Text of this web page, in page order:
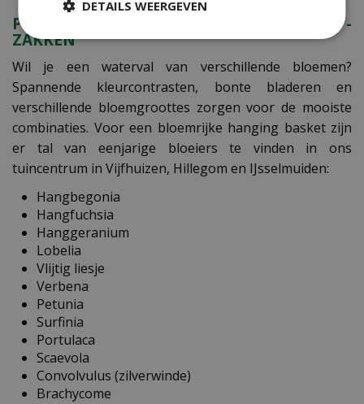
PLANTEN VOOR HANGMANDEN EN -
ZAKKEN
Wil je een waterval van verschillende bloemen?
Spannende kleurcontrasten, bonte bladeren en
verschillende bloemgroottes zorgen voor de mooiste
combinaties. Voor een bloemrijke hanging basket zijn
er tal van eenjarige bloeiers te vinden in ons
tuincentrum in Vijfhuizen, Hillegom en IJsselmuiden:
Hangbegonia
Hangfuchsia
Hanggeranium
Lobelia
Vlijtig liesje
Verbena
Petunia
Surfinia
Portulaca
Scaevola
Convolvulus (zilverwinde)
Brachycome
DETAILS WEERGEVEN